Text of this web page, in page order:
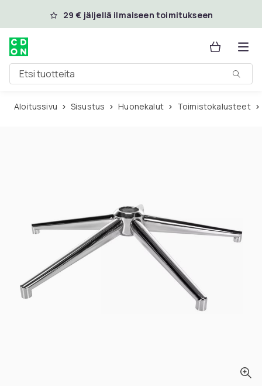
Ohita ja siirry pääsisältöön
29 € jäljellä ilmaiseen toimitukseen
Etsi tuotteita
Aloitussivu Sisustus Huonekalut Toimistokalusteet